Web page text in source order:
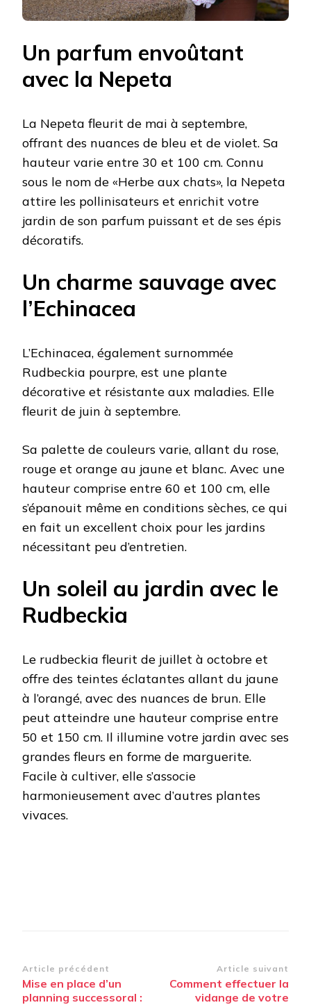
Un parfum envoûtant
avec la Nepeta
La Nepeta fleurit de mai à septembre,
offrant des nuances de bleu et de violet. Sa
hauteur varie entre 30 et 100 cm. Connu
sous le nom de «Herbe aux chats», la Nepeta
attire les pollinisateurs et enrichit votre
jardin de son parfum puissant et de ses épis
décoratifs.
Un charme sauvage avec
l’Echinacea
L’Echinacea, également surnommée
Rudbeckia pourpre, est une plante
décorative et résistante aux maladies. Elle
fleurit de juin à septembre.
Sa palette de couleurs varie, allant du rose,
rouge et orange au jaune et blanc. Avec une
hauteur comprise entre 60 et 100 cm, elle
s’épanouit même en conditions sèches, ce qui
en fait un excellent choix pour les jardins
nécessitant peu d’entretien.
Un soleil au jardin avec le
Rudbeckia
Le rudbeckia fleurit de juillet à octobre et
offre des teintes éclatantes allant du jaune
à l’orangé, avec des nuances de brun. Elle
peut atteindre une hauteur comprise entre
50 et 150 cm. Il illumine votre jardin avec ses
grandes fleurs en forme de marguerite.
Facile à cultiver, elle s’associe
harmonieusement avec d’autres plantes
vivaces.
Navigation
d’article
Article précédent
Mise en place d’un
planning successoral :
Article suivant
Comment effectuer la
vidange de votre